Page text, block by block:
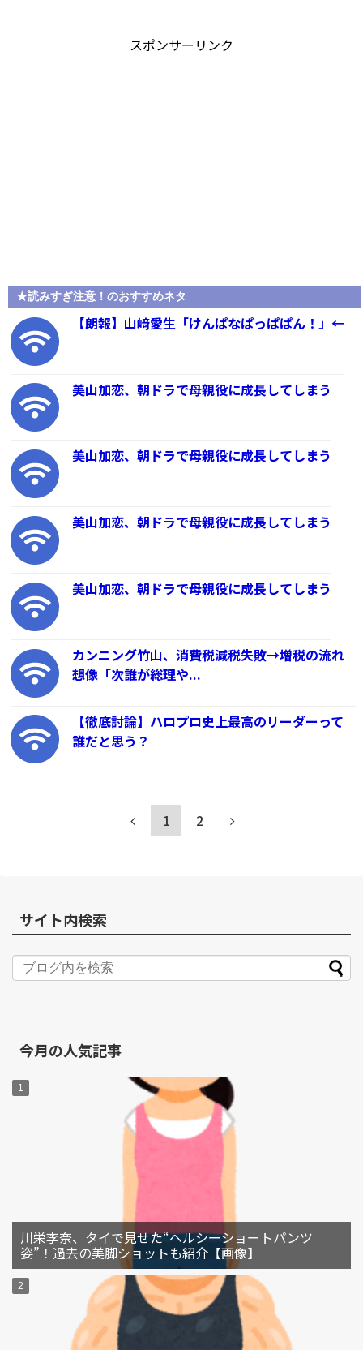
スポンサーリンク
★読みすぎ注意！のおすすめネタ
【朗報】山﨑愛生「けんぱなぱっぱぱん！」←
美山加恋、朝ドラで母親役に成長してしまう
美山加恋、朝ドラで母親役に成長してしまう
美山加恋、朝ドラで母親役に成長してしまう
美山加恋、朝ドラで母親役に成長してしまう
カンニング竹山、消費税減税失敗→増税の流れ
想像「次誰が総理や...
【徹底討論】ハロプロ史上最高のリーダーって
誰だと思う？
1 2
サイト内検索
今月の人気記事
川栄李奈、タイで見せた“ヘルシーショートパンツ
姿”！過去の美脚ショットも紹介【画像】